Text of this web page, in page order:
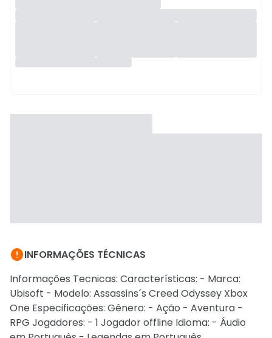
INFORMAÇÕES TÉCNICAS
Informações Tecnicas: Características: - Marca:
Ubisoft - Modelo: Assassins´s Creed Odyssey Xbox
One Especificações: Gênero: - Ação - Aventura -
RPG Jogadores: - 1 Jogador offline Idioma: - Áudio